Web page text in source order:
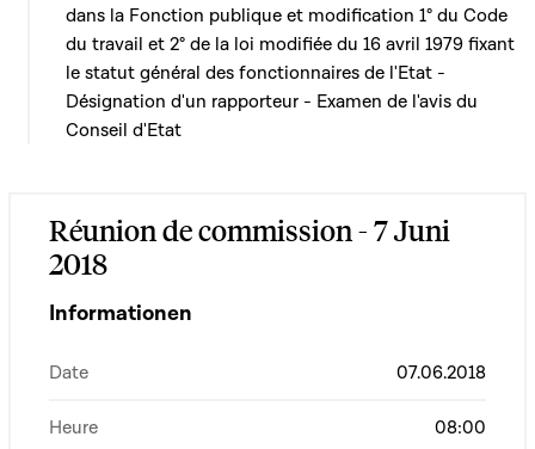
dans la Fonction publique et modification 1° du Code
du travail et 2° de la loi modifiée du 16 avril 1979 fixant
le statut général des fonctionnaires de l'Etat -
Désignation d'un rapporteur - Examen de l'avis du
Conseil d'Etat
Réunion de commission - 7 Juni
2018
Informationen
Date 07.06.2018
Heure 08:00